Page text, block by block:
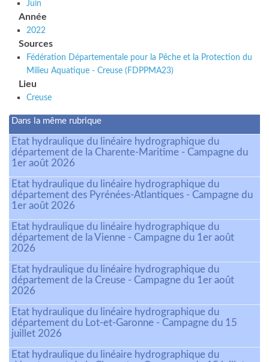
Juin
Année
2022
Sources
Fédération Départementale pour la Pêche et la Protection du
Milieu Aquatique - Creuse (FDPPMA23)
Lieu
Creuse
Dans la même rubrique
Etat hydraulique du linéaire hydrographique du
département de la Charente-Maritime - Campagne du
1er août 2026
Etat hydraulique du linéaire hydrographique du
département des Pyrénées-Atlantiques - Campagne du
1er août 2026
Etat hydraulique du linéaire hydrographique du
département de la Vienne - Campagne du 1er août
2026
Etat hydraulique du linéaire hydrographique du
département de la Creuse - Campagne du 1er août
2026
Etat hydraulique du linéaire hydrographique du
département du Lot-et-Garonne - Campagne du 15
juillet 2026
Etat hydraulique du linéaire hydrographique du